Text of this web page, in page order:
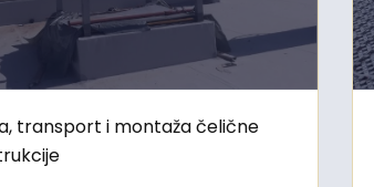
transport i montaža čelične